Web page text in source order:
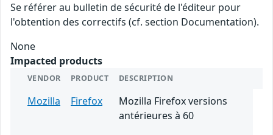
Se référer au bulletin de sécurité de l'éditeur pour
l'obtention des correctifs (cf. section Documentation).
None
Impacted products
VENDOR PRODUCT DESCRIPTION
Mozilla Firefox
Mozilla Firefox versions
antérieures à 60